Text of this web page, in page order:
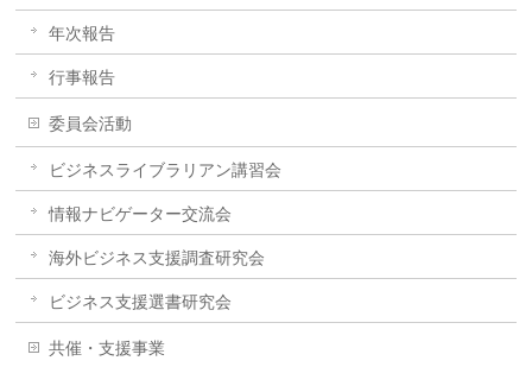
年次報告
行事報告
委員会活動
ビジネスライブラリアン講習会
情報ナビゲーター交流会
海外ビジネス支援調査研究会
ビジネス支援選書研究会
共催・支援事業